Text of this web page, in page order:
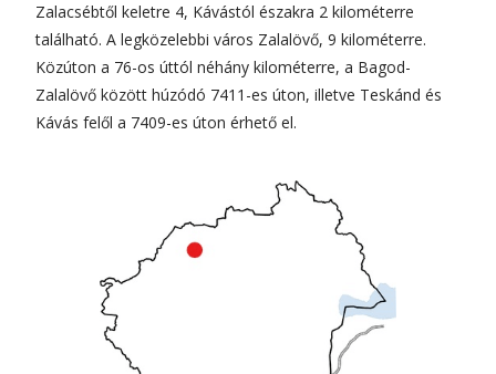
Zalacsébtől keletre 4, Kávástól északra 2 kilométerre
található. A legközelebbi város Zalalövő, 9 kilométerre.
Közúton a 76-os úttól néhány kilométerre, a Bagod-
Zalalövő között húzódó 7411-es úton, illetve Teskánd és
Kávás felől a 7409-es úton érhető el.